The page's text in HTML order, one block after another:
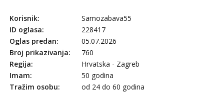
Korisnik:
Samozabava55
ID oglasa:
228417
Oglas predan:
05.07.2026
Broj prikazivanja:
760
Regija:
Hrvatska - Zagreb
Imam:
50 godina
Tražim osobu:
od 24 do 60 godina